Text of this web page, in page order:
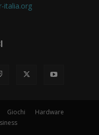
italia.org
Giochi
Hardware